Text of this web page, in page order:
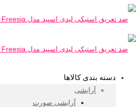
دسته بندی کالاها
آرایشی
آرایشی صورت